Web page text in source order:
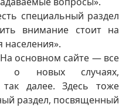
специальный раздел
внимание стоит на
На основном сайте — все
о новых случаях,
далее. Здесь тоже
раздел, посвященный